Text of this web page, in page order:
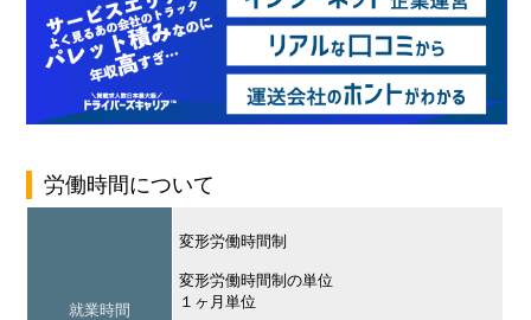
労働時間について
就業時間
変形労働時間制
変形労働時間制の単位
１ヶ月単位